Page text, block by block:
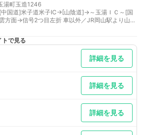
湯町玉造1246
中国道]米子道米子IC→[山陰道]→～玉湯ＩＣ～[国
方面→信号2つ目左折 車以外／JR岡山駅より山陰
」下車、徒歩20分又は車で10分
国道]三次IC→[国道54号線]→木次IC(米子方面)～
９号線]→出雲方面→信号2つ目左折 車以外／JR
温泉」駅下車、徒歩20分又は車で10分
温泉
港からレンタカーご利用にて30分、バスをご利
駅経由をご利用下さいお車寄せまでお越し頂けれ
駐車場まで移動させていただきます大型バス等が
時～18時）は混み合う場合がございます
トで見る
詳細を見る
詳細を見る
詳細を見る